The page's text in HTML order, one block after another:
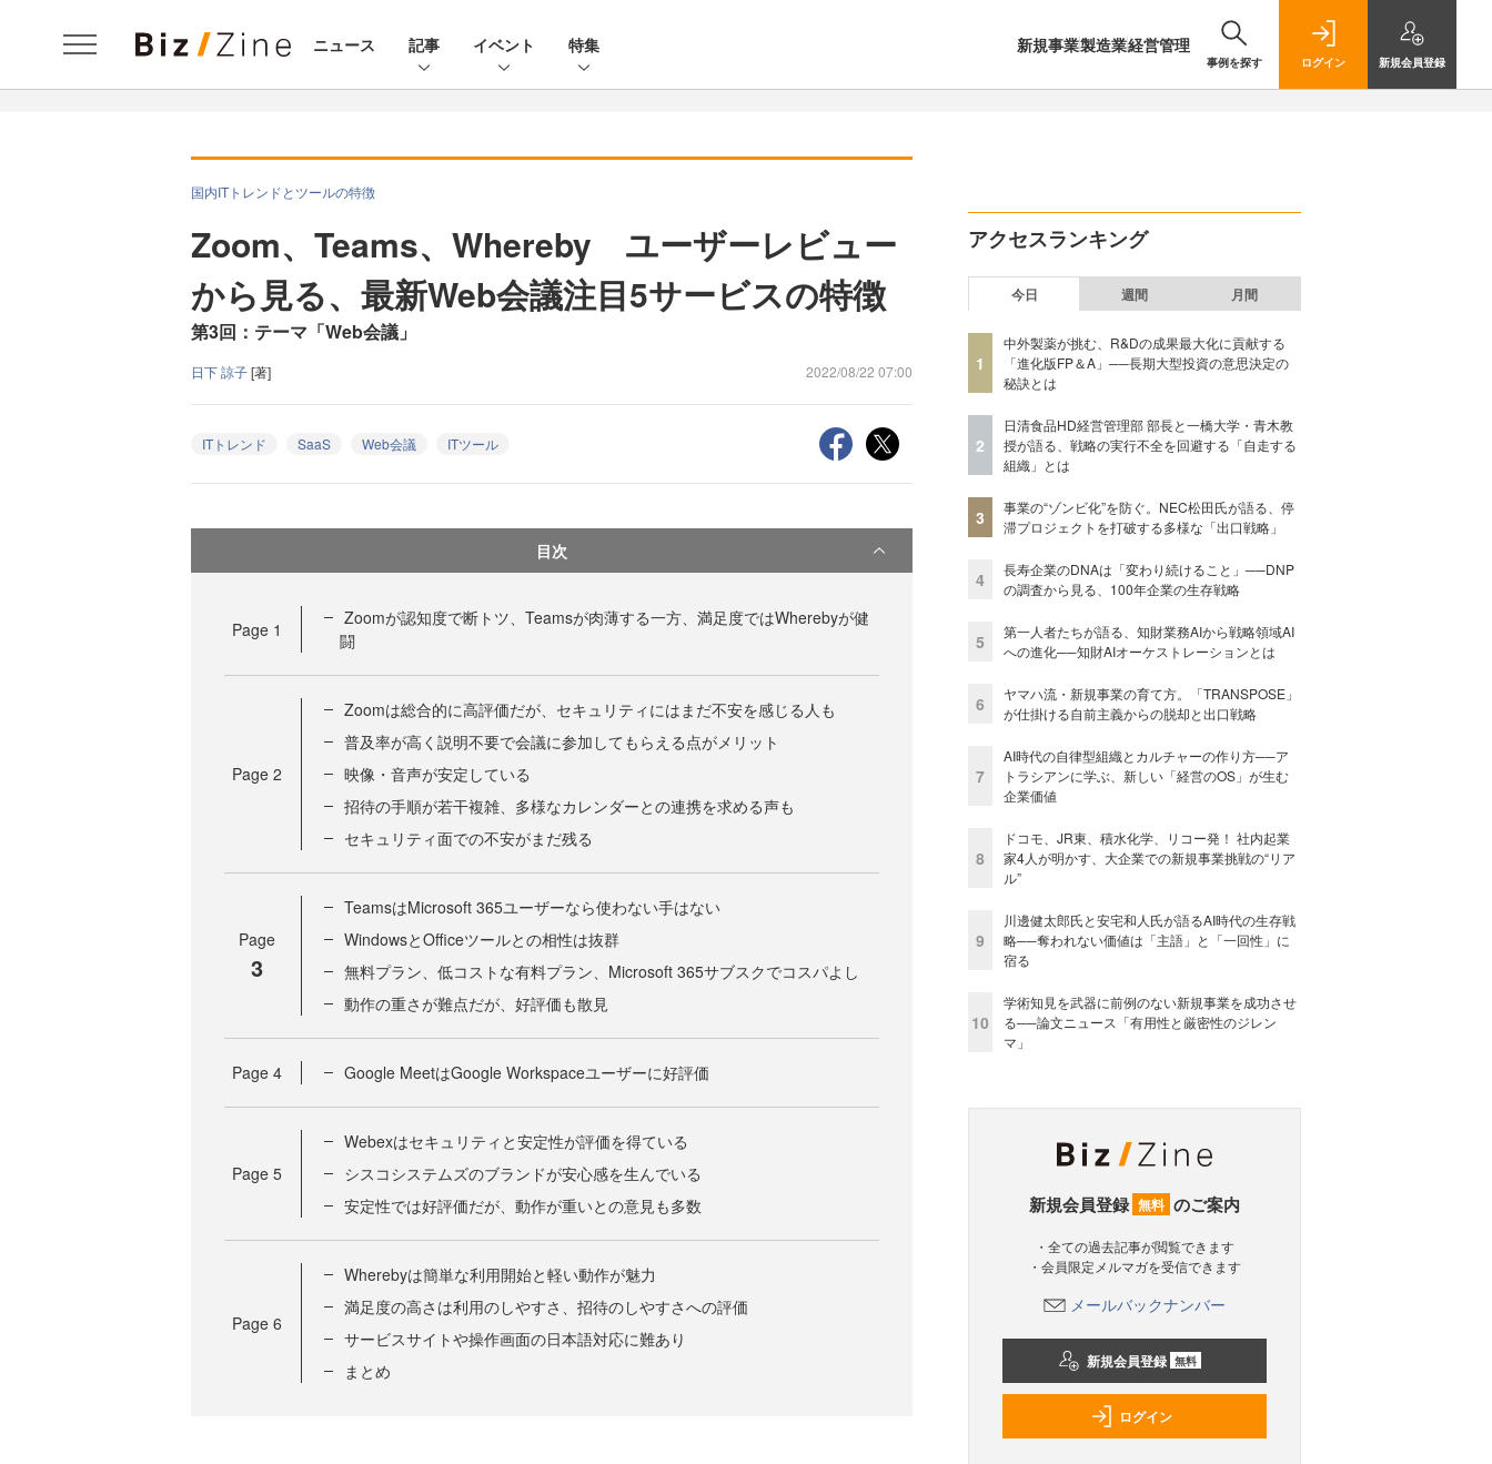
ニュース 記事 イベント 特集 新規事業製造業経営管理
事例を探す ログイン 新規会員登録
国内ITトレンドとツールの特徴
Zoom、Teams、Whereby ユーザーレビュー
から見る、最新Web会議注目5サービスの特徴
第3回：テーマ「Web会議」
日下 諒子[著] 2022/08/22 07:00
ITトレンド SaaS Web会議 ITツール
目次
Page 1
Zoomが認知度で断トツ、Teamsが肉薄する一方、満足度ではWherebyが健
闘
Page 2
Zoomは総合的に高評価だが、セキュリティにはまだ不安を感じる人も
普及率が高く説明不要で会議に参加してもらえる点がメリット
映像・音声が安定している
招待の手順が若干複雑、多様なカレンダーとの連携を求める声も
セキュリティ面での不安がまだ残る
Page
3
TeamsはMicrosoft 365ユーザーなら使わない手はない
WindowsとOfficeツールとの相性は抜群
無料プラン、低コストな有料プラン、Microsoft 365サブスクでコスパよし
動作の重さが難点だが、好評価も散見
Page 4 Google MeetはGoogle Workspaceユーザーに好評価
Page 5
Webexはセキュリティと安定性が評価を得ている
シスコシステムズのブランドが安心感を生んでいる
安定性では好評価だが、動作が重いとの意見も多数
Page 6
Wherebyは簡単な利用開始と軽い動作が魅力
満足度の高さは利用のしやすさ、招待のしやすさへの評価
サービスサイトや操作画面の日本語対応に難あり
まとめ
アクセスランキング
今日 週間 月間
1
中外製薬が挑む、R&Dの成果最大化に貢献する
「進化版FP＆A」──長期大型投資の意思決定の
秘訣とは
2
日清食品HD経営管理部 部長と一橋大学・青木教
授が語る、戦略の実行不全を回避する「自走する
組織」とは
3
事業の“ゾンビ化”を防ぐ。NEC松田氏が語る、停
滞プロジェクトを打破する多様な「出口戦略」
4
長寿企業のDNAは「変わり続けること」──DNP
の調査から見る、100年企業の生存戦略
5
第一人者たちが語る、知財業務AIから戦略領域AI
への進化──知財AIオーケストレーションとは
6
ヤマハ流・新規事業の育て方。「TRANSPOSE」
が仕掛ける自前主義からの脱却と出口戦略
7
AI時代の自律型組織とカルチャーの作り方──ア
トラシアンに学ぶ、新しい「経営のOS」が生む
企業価値
8
ドコモ、JR東、積水化学、リコー発！ 社内起業
家4人が明かす、大企業での新規事業挑戦の“リア
ル”
9
川邊健太郎氏と安宅和人氏が語るAI時代の生存戦
略──奪われない価値は「主語」と「一回性」に
宿る
10
学術知見を武器に前例のない新規事業を成功させ
る──論文ニュース「有用性と厳密性のジレン
マ」
新規会員登録 無料 のご案内
・全ての過去記事が閲覧できます
・会員限定メルマガを受信できます
メールバックナンバー
新規会員登録 無料
ログイン